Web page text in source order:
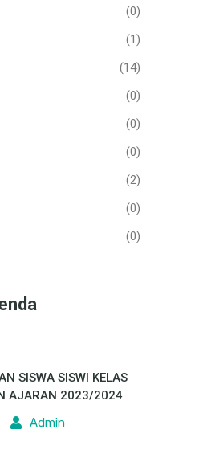
(0)
(1)
(14)
(0)
(0)
(0)
(2)
(0)
(0)
SISWA SISWI KELAS
AJARAN 2023/2024
Admin